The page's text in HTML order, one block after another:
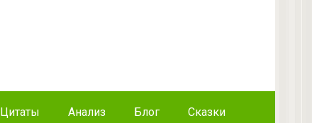
Цитаты Анализ Блог Сказки